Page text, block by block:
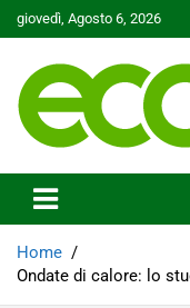
Skip
to
giovedì, Agosto 6, 2026
Ecoo.it
Home
Ondate di calore: lo